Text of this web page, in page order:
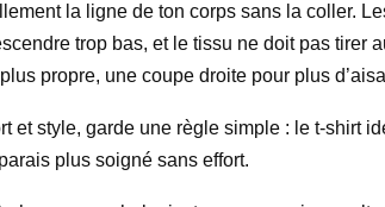
la ligne de ton corps sans la coller.
trop bas, et le tissu ne doit pas
propre, une coupe droite pour plus
et style, garde une règle simple : le t-shirt
plus soigné sans effort.